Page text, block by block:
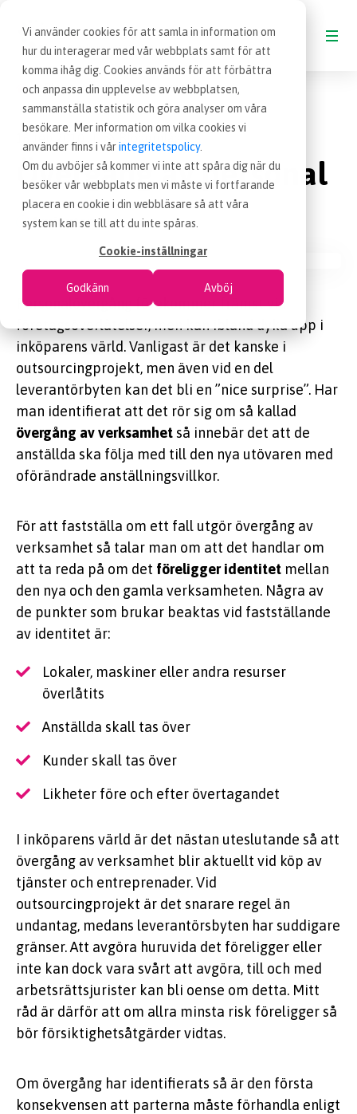
Vi använder cookies för att samla in information om
hur du interagerar med vår webbplats samt för att
komma ihåg dig. Cookies används för att förbättra
och anpassa din upplevelse av webbplatsen,
sammanställa statistik och göra analyser om våra
besökare. Mer information om vilka cookies vi
använder finns i vårintegritetspolicy.
Om du avböjer så kommer vi inte att spåra dig när du
besöker vår webbplats men vi måste vi fortfarande
placera en cookie i din webbläsare så att våra
system kan se till att du inte spåras.
Cookie-inställningar
Godkänn Avböj
BLOGG
VAD ÄR INKÖP
OM EFFSO TOOLS
TERMINOLOGI
Blogg Övergång av personal
Övergång av personal
4 minuter
Personalövergång förekommer främst vid
företagsöverlåtelser, men kan ibland dyka upp i
inköparens värld. Vanligast är det kanske i
outsourcingprojekt, men även vid en del
leverantörbyten kan det bli en ”nice surprise”. Har
man identifierat att det rör sig om så kallad
övergång av verksamhetså innebär det att de
anställda ska följa med till den nya utövaren med
oförändrade anställningsvillkor.
För att fastställa om ett fall utgör övergång av
verksamhet så talar man om att det handlar om
att ta reda på om det föreligger identitet mellan
den nya och den gamla verksamheten. Några av
de punkter som brukar beaktas vid fastställande
av identitet är:
Lokaler, maskiner eller andra resurser
överlåtits
Anställda skall tas över
Kunder skall tas över
Likheter före och efter övertagandet
I inköparens värld är det nästan uteslutande så att
övergång av verksamhet blir aktuellt vid köp av
tjänster och entreprenader. Vid
outsourcingprojekt är det snarare regel än
undantag, medans leverantörsbyten har suddigare
gränser. Att avgöra huruvida det föreligger eller
inte kan dock vara svårt att avgöra, till och med
arbetsrättsjurister kan bli oense om detta. Mitt
råd är därför att om allra minsta risk föreligger så
bör försiktighetsåtgärder vidtas.
Om övergång har identifierats så är den första
konsekvensen att parterna måste förhandla enligt